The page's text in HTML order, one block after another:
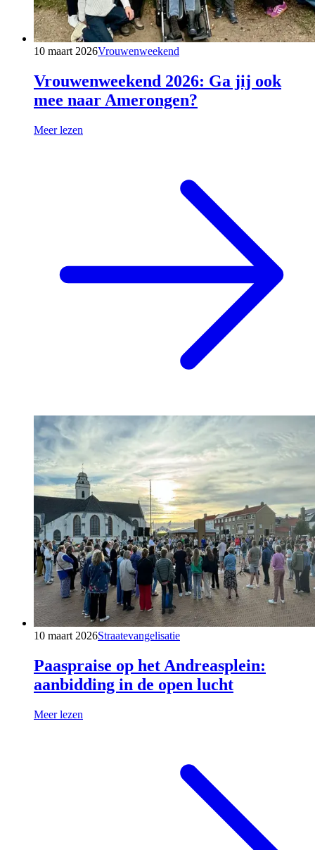
10 maart 2026Vrouwenweekend
Vrouwenweekend 2026: Ga jij ook
mee naar Amerongen?
Meer lezen
10 maart 2026Straatevangelisatie
Paaspraise op het Andreasplein:
aanbidding in de open lucht
Meer lezen